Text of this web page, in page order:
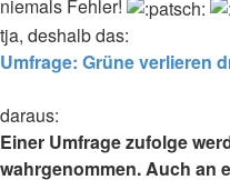
niemals Fehler!
tja, deshalb das:
Umfrage: Grüne verlieren
daraus:
Einer Umfrage zufolge
wahrgenommen. Auch an